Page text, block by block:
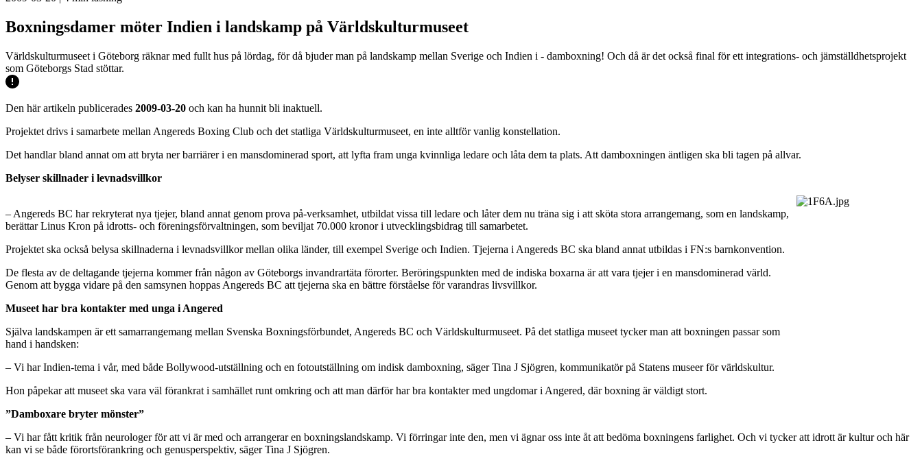
Boxningsdamer möter Indien i landskamp på Världskulturmuseet
Världskulturmuseet i Göteborg räknar med fullt hus på lördag, för då bjuder man på landskamp mellan Sverige och Indien i - damboxning! Och då är det också final för ett integrations- och jämställdhetsprojekt
som Göteborgs Stad stöttar.
Den här artikeln publicerades 2009-03-20 och kan ha hunnit bli inaktuell.
Projektet drivs i samarbete mellan Angereds Boxing Club och det statliga Världskulturmuseet, en inte alltför vanlig konstellation.
Det handlar bland annat om att bryta ner barriärer i en mansdominerad sport, att lyfta fram unga kvinnliga ledare och låta dem ta plats. Att damboxningen äntligen ska bli tagen på allvar.
Belyser skillnader i levnadsvillkor
– Angereds BC har rekryterat nya tjejer, bland annat genom prova på-verksamhet, utbildat vissa till ledare och låter dem nu träna sig i att sköta stora arrangemang, som en landskamp,
berättar Linus Kron på idrotts- och föreningsförvaltningen, som beviljat 70.000 kronor i utvecklingsbidrag till samarbetet.
Projektet ska också belysa skillnaderna i levnadsvillkor mellan olika länder, till exempel Sverige och Indien. Tjejerna i Angereds BC ska bland annat utbildas i FN:s barnkonvention.
De flesta av de deltagande tjejerna kommer från någon av Göteborgs invandrartäta förorter. Beröringspunkten med de indiska boxarna är att vara tjejer i en mansdominerad värld.
Genom att bygga vidare på den samsynen hoppas Angereds BC att tjejerna ska en bättre förståelse för varandras livsvillkor.
Museet har bra kontakter med unga i Angered
Själva landskampen är ett samarrangemang mellan Svenska Boxningsförbundet, Angereds BC och Världskulturmuseet. På det statliga museet tycker man att boxningen passar som
hand i handsken:
– Vi har Indien-tema i vår, med både Bollywood-utställning och en fotoutställning om indisk damboxning, säger Tina J Sjögren, kommunikatör på Statens museer för världskultur.
Hon påpekar att museet ska vara väl förankrat i samhället runt omkring och att man därför har bra kontakter med ungdomar i Angered, där boxning är väldigt stort.
”Damboxare bryter mönster”
– Vi har fått kritik från neurologer för att vi är med och arrangerar en boxningslandskamp. Vi förringar inte den, men vi ägnar oss inte åt att bedöma boxningens farlighet. Och vi tycker att idrott är kultur och här
kan vi se både förortsförankring och genusperspektiv, säger Tina J Sjögren.